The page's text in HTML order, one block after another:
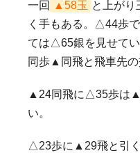
一回 ▲58玉 と上がり
く手もある。△44歩
ては△65銀を見せて
同歩▲同飛と飛車先の
▲24同飛に△35歩は
い。
△23歩に▲29飛と引